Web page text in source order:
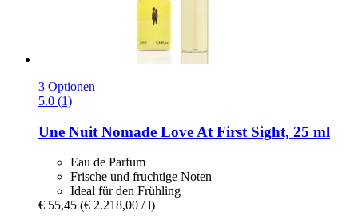
3 Optionen
5.0 (1)
Une Nuit Nomade Love At First Sight, 25 ml
Eau de Parfum
Frische und fruchtige Noten
Ideal für den Frühling
€ 55,45 (€ 2.218,00 / l)